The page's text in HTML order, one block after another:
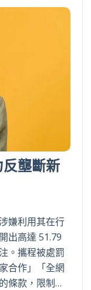
壟斷新
嫌利用其在行
出高達 51.79
。攜程被處罰
合作」「全網
條款，限制…